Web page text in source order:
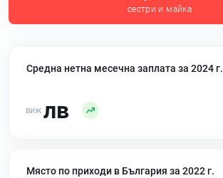
сестри и майка
Средна нетна месечна заплата за 2024 г.
лв
Място по приходи в България за 2022 г.